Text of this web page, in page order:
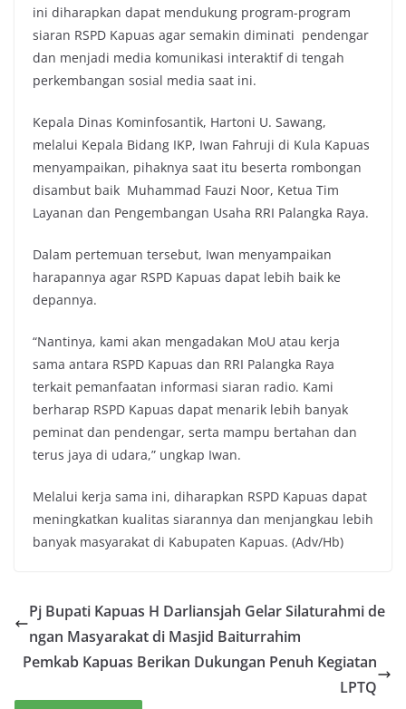
ini diharapkan dapat mendukung program-program
siaran RSPD Kapuas agar semakin diminati pendengar
dan menjadi media komunikasi interaktif di tengah
perkembangan sosial media saat ini.
Kepala Dinas Kominfosantik, Hartoni U. Sawang,
melalui Kepala Bidang IKP, Iwan Fahruji di Kula Kapuas
menyampaikan, pihaknya saat itu beserta rombongan
disambut baik Muhammad Fauzi Noor, Ketua Tim
Layanan dan Pengembangan Usaha RRI Palangka Raya.
Dalam pertemuan tersebut, Iwan menyampaikan
harapannya agar RSPD Kapuas dapat lebih baik ke
depannya.
“Nantinya, kami akan mengadakan MoU atau kerja
sama antara RSPD Kapuas dan RRI Palangka Raya
terkait pemanfaatan informasi siaran radio. Kami
berharap RSPD Kapuas dapat menarik lebih banyak
peminat dan pendengar, serta mampu bertahan dan
terus jaya di udara,” ungkap Iwan.
Melalui kerja sama ini, diharapkan RSPD Kapuas dapat
meningkatkan kualitas siarannya dan menjangkau lebih
banyak masyarakat di Kabupaten Kapuas. (Adv/Hb)
Pj Bupati Kapuas H Darliansjah Gelar Silaturahmi de
ngan Masyarakat di Masjid Baiturrahim
Pemkab Kapuas Berikan Dukungan Penuh Kegiatan
LPTQ